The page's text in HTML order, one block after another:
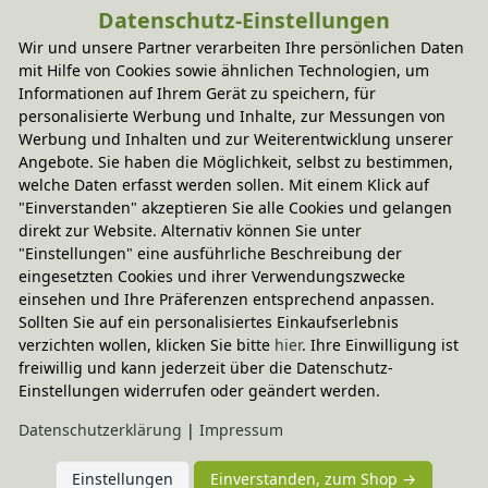
Sie haben Fragen?
Wird oft zusammen gekauft
-20% Code
Ganzjahresdecke Schurwolle,
Baumberger
In verschiedenen Varianten 286,95 €
Datenschutz-Einstellungen
Wir und unsere Partner verarbeiten Ihre persönlichen Daten
mit Hilfe von Cookies sowie ähnlichen Technologien, um
Informationen auf Ihrem Gerät zu speichern, für
personalisierte Werbung und Inhalte, zur Messungen von
Werbung und Inhalten und zur Weiterentwicklung unserer
Angebote. Sie haben die Möglichkeit, selbst zu bestimmen,
welche Daten erfasst werden sollen. Mit einem Klick auf
"Einverstanden" akzeptieren Sie alle Cookies und gelangen
direkt zur Website. Alternativ können Sie unter
"Einstellungen" eine ausführliche Beschreibung der
eingesetzten Cookies und ihrer Verwendungszwecke
einsehen und Ihre Präferenzen entsprechend anpassen.
Sollten Sie auf ein personalisiertes Einkaufserlebnis
verzichten wollen, klicken Sie bitte hier. Ihre Einwilligung ist
freiwillig und kann jederzeit über die Datenschutz-
Einstellungen widerrufen oder geändert werden.
Daten­schutz­erklärung | Impressum
Einstellungen Einverstanden, zum Shop →